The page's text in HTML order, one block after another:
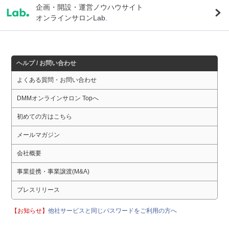
企画・開設・運営ノウハウサイト
オンラインサロンLab.
ヘルプ / お問い合わせ
よくある質問・お問い合わせ
DMMオンラインサロン Topへ
初めての方はこちら
メールマガジン
会社概要
事業提携・事業譲渡(M&A)
プレスリリース
【お知らせ】他社サービスと同じパスワードをご利用の方へ